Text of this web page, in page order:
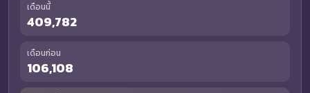
เดือนนี้
409,782
เดือนก่อน
106,108